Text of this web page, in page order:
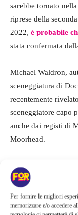
Per fornire le migliori
memorizzare e/o accedere
sarebbe tornato
riprese della
2022, è probabile
stata confermata
Michael Waldron,
sceneggiatura di
recentemente
sceneggiatore capo
anche dai registi di
Moorhead.
Il successo di Loki
personaggio molto
Thor del 2011 e
2012, il personaggio